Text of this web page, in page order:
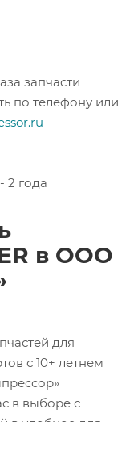
запчасти
по телефону или
- 2 года
в ООО
для
с 10+ летнем
в выборе с
в удобное для